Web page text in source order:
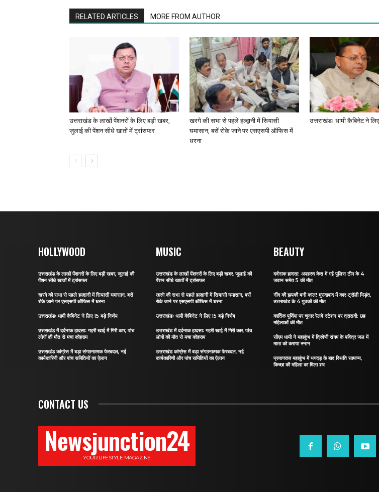
RELATED ARTICLES MORE FROM AUTHOR
उत्तराखंड के लाखों पेंशनरों के लिए बड़ी खबर,
जुलाई की पेंशन सीधे खातों में ट्रांसफर
खरगे की सभा से पहले हल्द्वानी में सियासी
घमासान, बसें रोके जाने पर एसएसपी ऑफिस में
धरना
उत्तराखंडः धामी कैबिनेट ने
HOLLYWOOD
उत्तराखंड के लाखों पेंशनरों के लिए बड़ी खबर, जुलाई की
पेंशन सीधे खातों में ट्रांसफर
खरगे की सभा से पहले हल्द्वानी में सियासी घमासान, बसें
रोके जाने पर एसएसपी ऑफिस में धरना
उत्तराखंडः धामी कैबिनेट ने लिए 15 बड़े निर्णय
उत्तराखंड में दर्दनाक हादसाः गहरी खाई में गिरी कार, पांच
लोगों की मौत से मचा कोहराम
उत्तराखंड कांग्रेस में बड़ा संगठनात्मक फेरबदल, नई
कार्यकारिणी और पांच समितियों का ऐलान
MUSIC
उत्तराखंड के लाखों पेंशनरों के लिए बड़ी खबर, जुलाई की
पेंशन सीधे खातों में ट्रांसफर
खरगे की सभा से पहले हल्द्वानी में सियासी घमासान, बसें
रोके जाने पर एसएसपी ऑफिस में धरना
उत्तराखंडः धामी कैबिनेट ने लिए 15 बड़े निर्णय
उत्तराखंड में दर्दनाक हादसाः गहरी खाई में गिरी कार, पांच
लोगों की मौत से मचा कोहराम
उत्तराखंड कांग्रेस में बड़ा संगठनात्मक फेरबदल, नई
कार्यकारिणी और पांच समितियों का ऐलान
BEAUTY
दर्दनाक हादसा: अपहरण केस में गई पुलिस टीम के 4
जवान समेत 5 की मौत
नींद की झपकी बनी काल! मुरादाबाद में कार-ट्रॉली भिड़ंत,
उत्तराखंड के 4 युवकों की मौत
कार्तिक पूर्णिमा पर चुनार रेलवे स्टेशन पर त्रासदी: छह
महिलाओं की मौत
सीएम धामी ने महाकुंभ में त्रिवेणी संगम के पवित्र जल में
माता को कराया स्नान
प्रयागराज महाकुंभ में भगदड़ के बाद स्थिति सामान्य,
किच्छा की महिला का मिला शव
CONTACT US
Newsjunction24
YOUR LIFESTYLE MAGAZINE